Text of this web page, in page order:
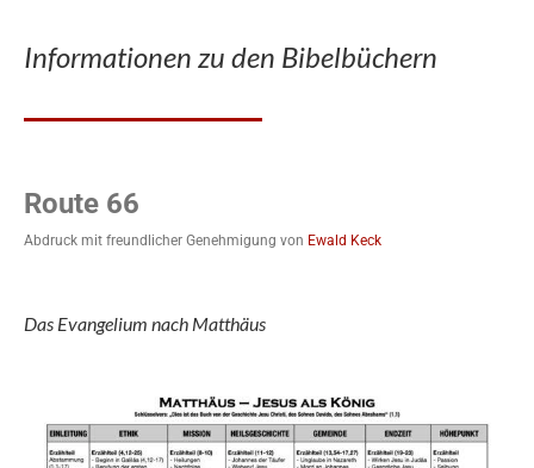
Informationen zu den Bibelbüchern
Route 66
Abdruck mit freundlicher Genehmigung von Ewald Keck
Das Evangelium nach Matthäus